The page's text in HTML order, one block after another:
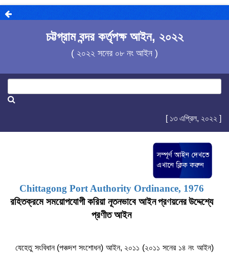
চট্টগ্রাম বন্দর কর্তৃপক্ষ আইন, ২০২২
( ২০২২ সনের ০৮ নং আইন )
[ ১৩ এপ্রিল, ২০২২ ]
Chittagong Port Authority Ordinance, 1976
রহিতক্রমেসময়োপযোগী করিয়ানূতনভাবে আইন প্রণয়নের উদ্দেশ্যে
প্রণীত আইন
যেহেতু সংবিধান (পঞ্চদশ সংশোধন) আইন, ২০১১ (২০১১ সনের ১৪ নং আইন)